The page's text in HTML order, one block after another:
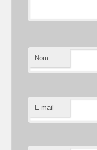
Nom
E-mail